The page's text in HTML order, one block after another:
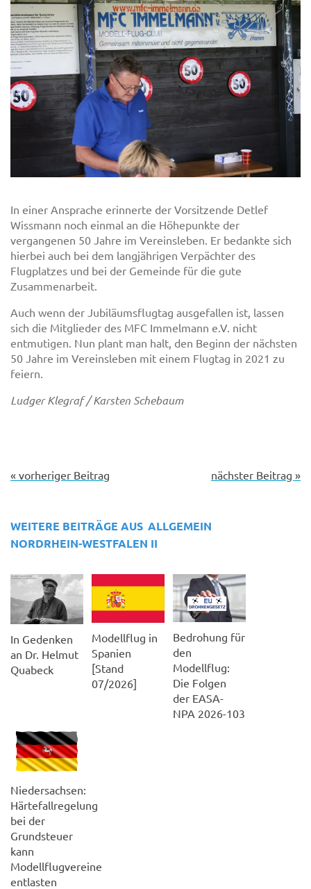
In einer Ansprache erinnerte der Vorsitzende Detlef
Wissmann noch einmal an die Höhepunkte der
vergangenen 50 Jahre im Vereinsleben. Er bedankte sich
hierbei auch bei dem langjährigen Verpächter des
Flugplatzes und bei der Gemeinde für die gute
Zusammenarbeit.
Auch wenn der Jubiläumsflugtag ausgefallen ist, lassen
sich die Mitglieder des MFC Immelmann e.V. nicht
entmutigen. Nun plant man halt, den Beginn der nächsten
50 Jahre im Vereinsleben mit einem Flugtag in 2021 zu
feiern.
Ludger Klegraf / Karsten Schebaum
« vorheriger Beitrag nächster Beitrag »
WEITERE BEITRÄGE AUS ALLGEMEIN
NORDRHEIN-WESTFALEN II
In Gedenken
an Dr. Helmut
Quabeck
Modellflug in
Spanien
[Stand
07/2026]
Bedrohung für
den
Modellflug:
Die Folgen
der EASA-
NPA 2026-103
Niedersachsen:
Härtefallregelung
bei der
Grundsteuer
kann
Modellflugvereine
entlasten